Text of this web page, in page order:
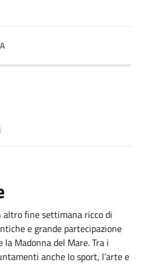
altro fine settimana ricco di
e grande partecipazione
Madonna del Mare. Tra i
anche lo sport, l’arte e